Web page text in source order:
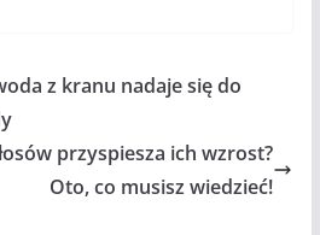
z kranu nadaje się do
przyspiesza ich wzrost?
Oto, co musisz wiedzieć!